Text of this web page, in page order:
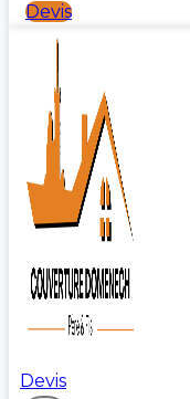
Devis
Devis